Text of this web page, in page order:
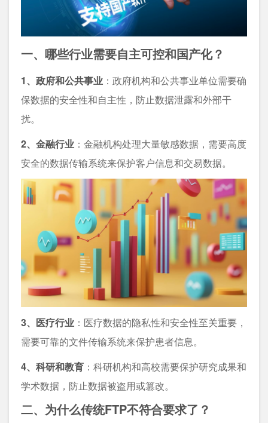
一、哪些行业需要自主可控和国产化？
1、政府和公共事业 ：政府机构和公共事业单位需要确
保数据的安全性和自主性，防止数据泄露和外部干
扰。
2、金融行业 ：金融机构处理大量敏感数据，需要高度
安全的数据传输系统来保护客户信息和交易数据。
3、医疗行业 ：医疗数据的隐私性和安全性至关重要，
需要可靠的文件传输系统来保护患者信息。
4、科研和教育 ：科研机构和高校需要保护研究成果和
学术数据，防止数据被盗用或篡改。
二、为什么传统FTP不符合要求了？